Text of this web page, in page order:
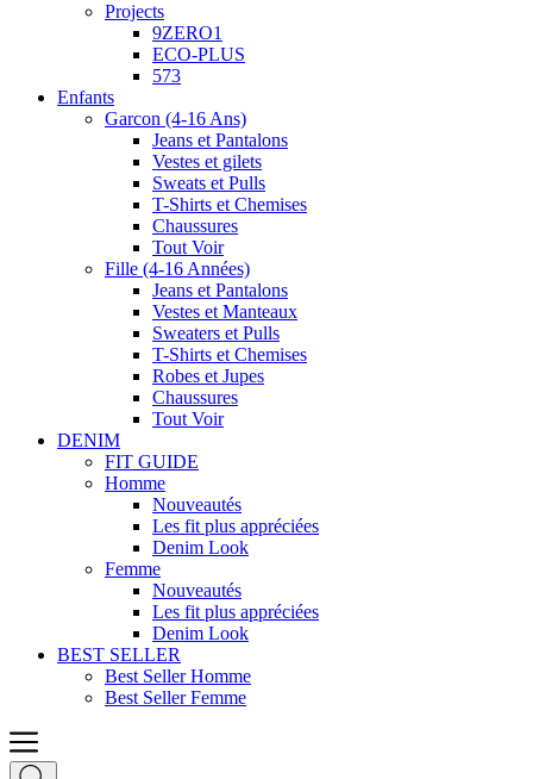
Projects
9ZERO1
ECO-PLUS
573
Enfants
Garcon (4-16 Ans)
Jeans et Pantalons
Vestes et gilets
Sweats et Pulls
T-Shirts et Chemises
Chaussures
Tout Voir
Fille (4-16 Années)
Jeans et Pantalons
Vestes et Manteaux
Sweaters et Pulls
T-Shirts et Chemises
Robes et Jupes
Chaussures
Tout Voir
DENIM
FIT GUIDE
Homme
Nouveautés
Les fit plus appréciées
Denim Look
Femme
Nouveautés
Les fit plus appréciées
Denim Look
BEST SELLER
Best Seller Homme
Best Seller Femme